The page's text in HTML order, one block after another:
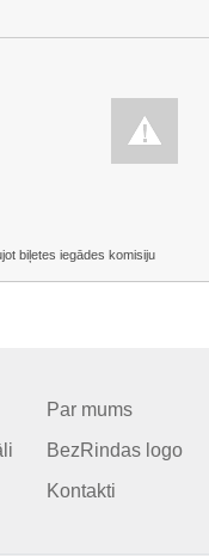
biļetes iegādes komisiju
Par mums
BezRindas logo
Kontakti